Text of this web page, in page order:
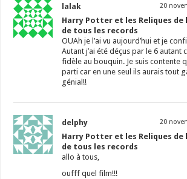
lalak 20
Harry Potter et les Reliques de
de tous les records
OUAh je l’ai vu aujourd’hui et je
Autant j’ai été déçus par le 6 autant
fidèle au bouquin. Je suis contente
parti car en une seul ils aurais tout
génial!!
delphy 20
Harry Potter et les Reliques de
de tous les records
allo à tous,
oufff quel film!!!